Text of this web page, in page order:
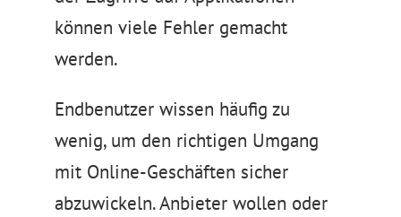
können viele Fehler gemacht
werden.
Endbenutzer wissen häufig zu
wenig, um den richtigen Umgang
mit Online-Geschäften sicher
abzuwickeln. Anbieter wollen oder